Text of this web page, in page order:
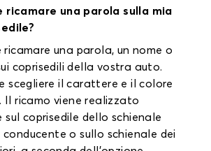
ricamare una parola sulla mia
ricamare una parola, un nome o
coprisedili della vostra auto.
scegliere il carattere e il colore
Il ricamo viene realizzato
coprisedile dello schienale
conducente o sullo schienale dei